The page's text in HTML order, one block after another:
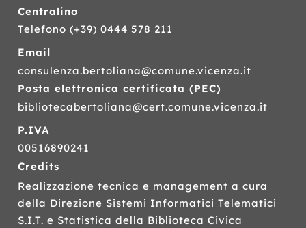
Centralino
Telefono(+39) 0444 578 211
Email
consulenza.bertoliana@comune.vicenza.it
Posta elettronica certificata (PEC)
bibliotecabertoliana@cert.comune.vicenza.it
P.IVA
00516890241
Credits
Realizzazione tecnica e management a cura
della Direzione Sistemi Informatici Telematici
S.I.T. e Statistica della Biblioteca Civica